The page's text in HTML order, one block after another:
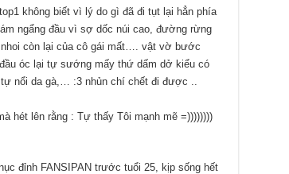
không biết vì lý do gì đã đi tụt lại hẳn phía
ngẩng đầu vì sợ dốc núi cao, đường rừng
nhoi còn lại của cô gái mất…. vật vờ bước
óc lại tự sướng mấy thứ dấm dở kiểu có
nổi da gà,… :3 nhủn chí chết đi được ..
hét lên rằng : Tự thấy Tôi mạnh mẽ =))))))))
đỉnh FANSIPAN trước tuổi 25, kịp sống hết